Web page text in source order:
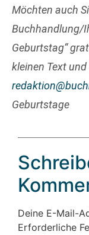
Möchten auch
Buchhandlung/
Geburtstag“
kleinen Text
Geburtstage
Deine E-Mail-
Erforderliche